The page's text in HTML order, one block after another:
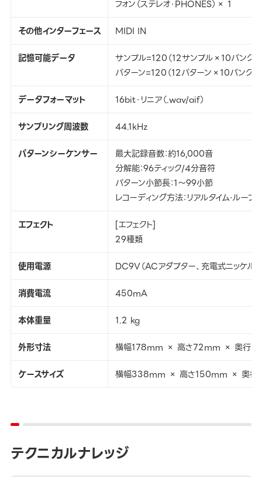
フォン（ステレオ・PHONES）× 1
その他インターフェース
MIDI IN
記憶可能データ
サンプル=120（12サンプル×10バンク
パターン=120（12パターン×10バンク
データフォーマット
16bit・リニア（.wav/aif）
サンプリング周波数
44.1kHz
パターンシーケンサー
最大記録音数：約16,000音
分解能：96ティック/4分音符
パターン小節長：1〜99小節
レコーディング方法：リアルタイム・ループ
エフェクト
[エフェクト]
29種類
使用電源
DC9V（ACアダプター、充電式ニッケ
消費電流
450mA
本体重量
1.2 kg
外形寸法
横幅178mm × 高さ72mm × 奥行
ケースサイズ
横幅338mm × 高さ150mm × 奥行
テクニカルナレッジ